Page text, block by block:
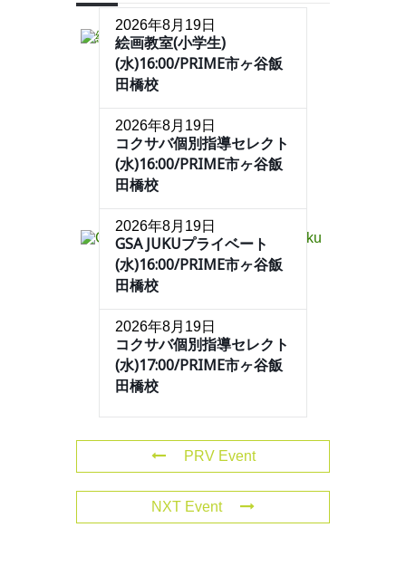
2026年8月19日
絵画教室(小学生)
(水)16:00/PRIME市ヶ谷飯
田橋校
2026年8月19日
コクサバ個別指導セレクト
(水)16:00/PRIME市ヶ谷飯
田橋校
2026年8月19日
GSA JUKUプライベート
(水)16:00/PRIME市ヶ谷飯
田橋校
2026年8月19日
コクサバ個別指導セレクト
(水)17:00/PRIME市ヶ谷飯
田橋校
PRV Event
NXT Event